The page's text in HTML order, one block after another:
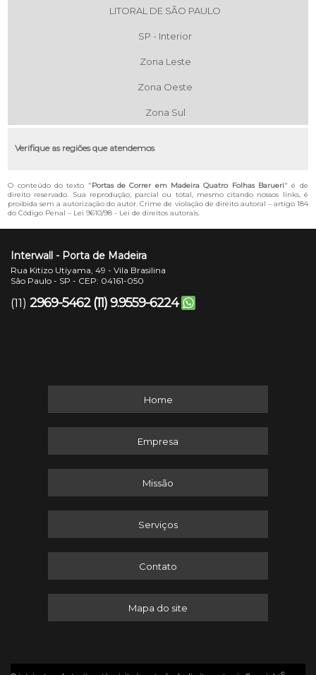
LITORAL DE SÃO PAULO
SP - Interior
Zona Leste
Zona Oeste
Zona Sul
Verifique as regiões que atendemos
O conteúdo do texto "Portas de Correr em Madeira Quatro Folhas Barueri" é de
direito reservado. Sua reprodução, parcial ou total, mesmo citando nossos links, é
proibida sem a autorização do autor. Crime de violação de direito autoral – artigo 184
do Código Penal – Lei 9610/98 - Lei de direitos autorais.
Interwall - Porta de Madeira
Rua Kitizo Utiyama, 49 - Vila Brasilina
São Paulo - SP - CEP: 04161-050
(11) 2969-5462 (11) 9.9559-6224
Home
Empresa
Missão
Serviços
Contato
Mapa do site